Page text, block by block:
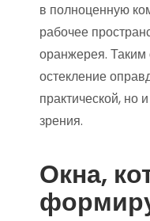
в полноценную
рабочее
оранжерея.
остекление
практической, но
зрения.
Окна,